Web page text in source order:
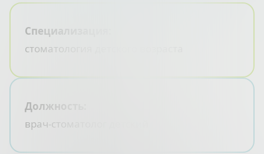
Специализация:
стоматология детского возраста
Должность:
врач-стоматолог детский